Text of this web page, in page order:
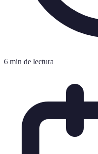
6 min de lectura